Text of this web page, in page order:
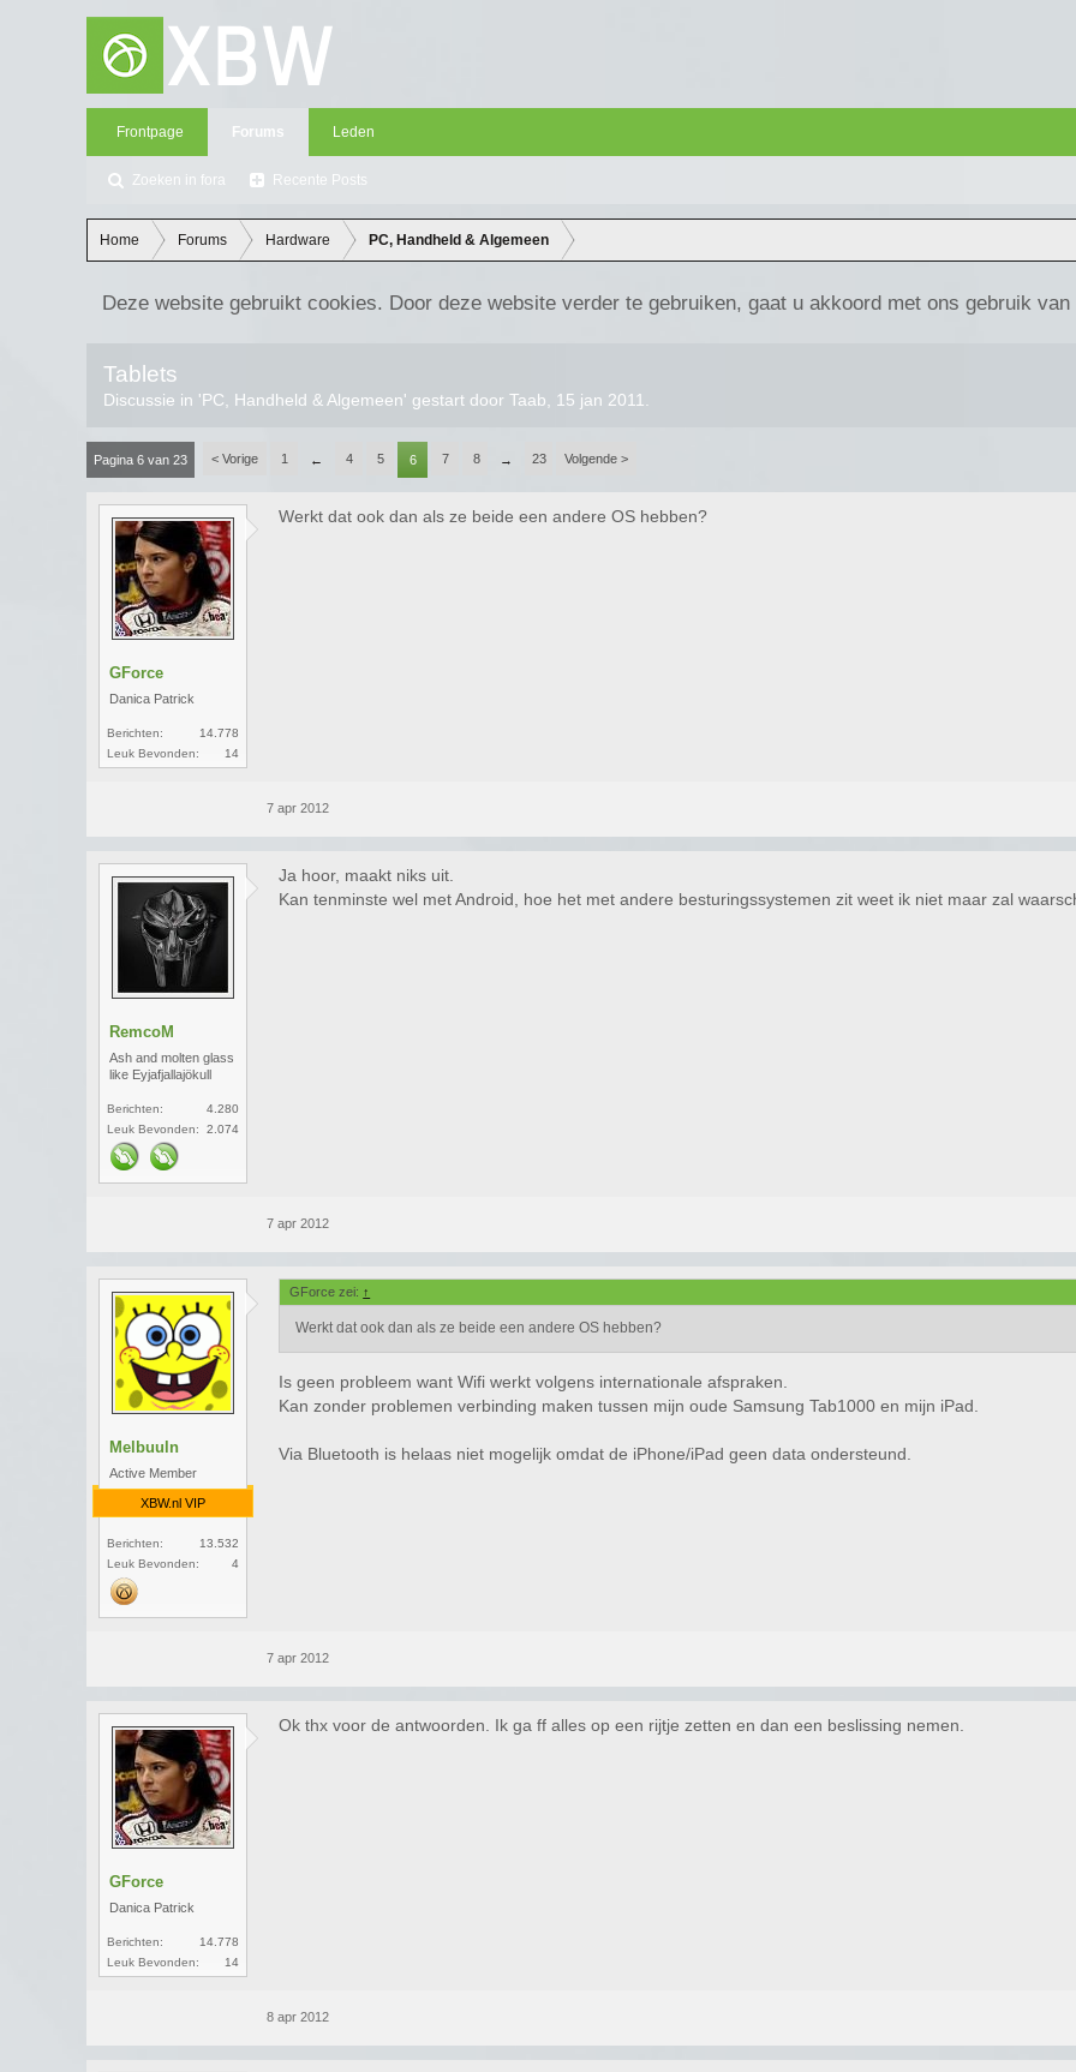
Frontpage Forums
Zoeken in fora Recente Posts
Leden
Home Forums Hardware PC, Handheld & Algemeen
Deze website gebruikt cookies. Door deze website verder te gebruiken, gaat u akkoord met ons gebruik
Tablets
Discussie in 'PC, Handheld & Algemeen' gestart doorTaab 15 jan 2011
Pagina 6 van 23 < Vorige 1 ← 4 5 6 7 8 → 23 Volgende >
GForce
Danica Patrick
Berichten:
14.778
Leuk Bevonden:
14
Werkt dat ook dan als ze beide een andere OS hebben?
7 apr 2012
RemcoM
Ash and molten glass
like Eyjafjallajökull
Berichten:
4.280
Leuk Bevonden:
2.074
Ja hoor, maakt niks uit.
Kan tenminste wel met Android, hoe het met andere besturingssystemen zit weet ik niet maar zal
7 apr 2012
Melbuuln
Active Member
XBW.nl VIP
Berichten:
13.532
Leuk Bevonden:
4
GForce zei: ↑
Werkt dat ook dan als ze beide een andere OS hebben?
Is geen probleem want Wifi werkt volgens internationale afspraken.
Kan zonder problemen verbinding maken tussen mijn oude Samsung Tab1000 en mijn iPad.
Via Bluetooth is helaas niet mogelijk omdat de iPhone/iPad geen data ondersteund.
7 apr 2012
GForce
Danica Patrick
Berichten:
14.778
Leuk Bevonden:
14
Ok thx voor de antwoorden. Ik ga ff alles op een rijtje zetten en dan een beslissing nemen.
8 apr 2012